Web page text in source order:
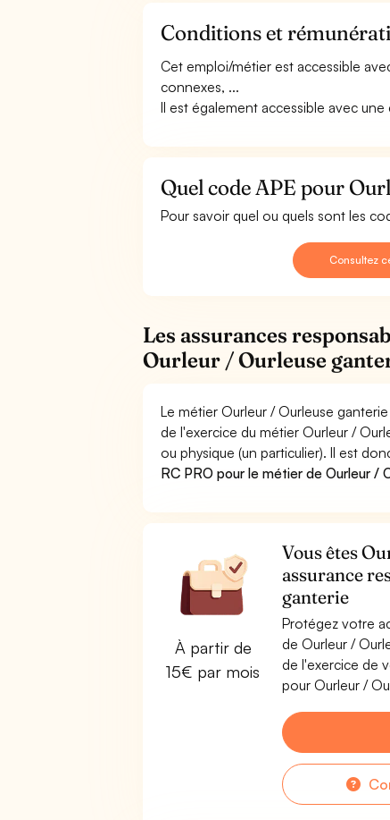
Conditions et
Cet emploi/métier est accessible
connexes, ...
Il est également accessible avec
Quel code APE pour
Pour savoir quel ou quels sont les
Consultez
Les assurances
Ourleur / Ourleuse
Le métier Ourleur / Ourleuse
de l'exercice du métier Ourleur /
ou physique (un particulier). Il est
RC PRO pour le métier de Ourleur /
À partir de
15€ par mois
Vous êtes
assurance
ganterie
Protégez votre
de Ourleur /
de l'exercice de
pour Ourleur /